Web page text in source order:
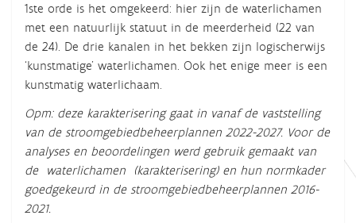
1ste orde is het omgekeerd: hier zijn de waterlichamen
met een natuurlijk statuut in de meerderheid (22 van
de 24). De drie kanalen in het bekken zijn logischerwijs
‘kunstmatige’ waterlichamen. Ook het enige meer is een
kunstmatig waterlichaam.
Opm: deze karakterisering gaat in vanaf de vaststelling
van de stroomgebiedbeheerplannen 2022-2027. Voor de
analyses en beoordelingen werd gebruik gemaakt van
de waterlichamen (karakterisering) en hun normkader
goedgekeurd in de stroomgebiedbeheerplannen 2016-
2021.